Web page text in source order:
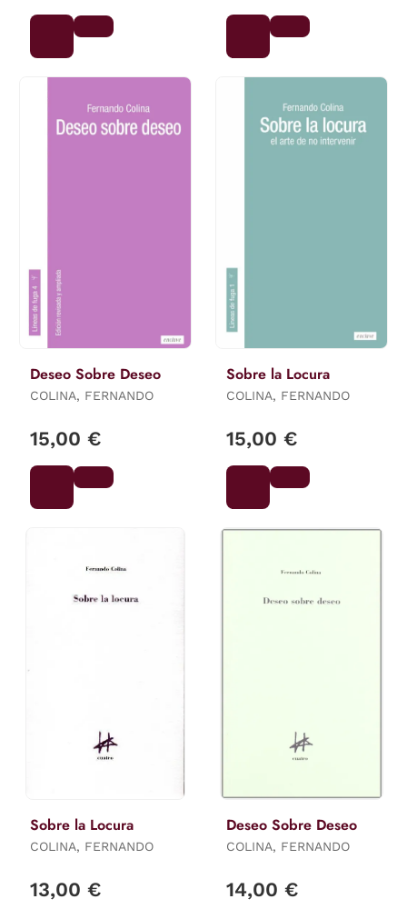
Deseo Sobre Deseo
COLINA, FERNANDO
15,00 €
Sobre la Locura
COLINA, FERNANDO
15,00 €
Sobre la Locura
COLINA, FERNANDO
13,00 €
Deseo Sobre Deseo
COLINA, FERNANDO
14,00 €